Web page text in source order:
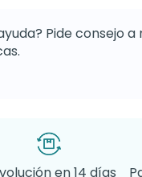
Pide consejo a
en 14 días